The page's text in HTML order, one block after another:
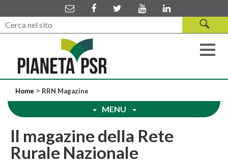
Home > RRN Magazine
MENU
Il magazine della Rete
Rurale Nazionale